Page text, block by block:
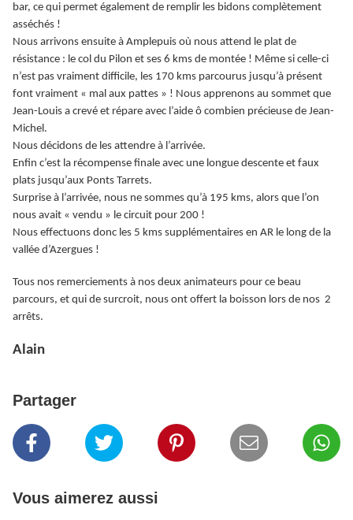
bar, ce qui permet également de remplir les bidons complètement
asséchés !
Nous arrivons ensuite à Amplepuis où nous attend le plat de
résistance : le col du Pilon et ses 6 kms de montée ! Même si celle-ci
n’est pas vraiment difficile, les 170 kms parcourus jusqu’à présent
font vraiment « mal aux pattes » ! Nous apprenons au sommet que
Jean-Louis a crevé et répare avec l’aide ô combien précieuse de Jean-
Michel.
Nous décidons de les attendre à l’arrivée.
Enfin c’est la récompense finale avec une longue descente et faux
plats jusqu’aux Ponts Tarrets.
Surprise à l’arrivée, nous ne sommes qu’à 195 kms, alors que l’on
nous avait « vendu » le circuit pour 200 !
Nous effectuons donc les 5 kms supplémentaires en AR le long de la
vallée d’Azergues !
Tous nos remerciements à nos deux animateurs pour ce beau
parcours, et qui de surcroit, nous ont offert la boisson lors de nos 2
arrêts.
Alain
Partager
Vous aimerez aussi